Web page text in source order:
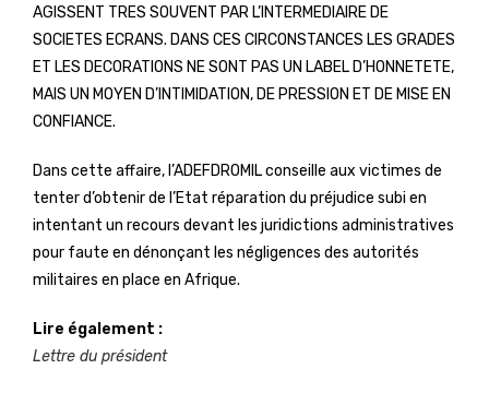
AGISSENT TRES SOUVENT PAR L’INTERMEDIAIRE DE
SOCIETES ECRANS. DANS CES CIRCONSTANCES LES GRADES
ET LES DECORATIONS NE SONT PAS UN LABEL D’HONNETETE,
MAIS UN MOYEN D’INTIMIDATION, DE PRESSION ET DE MISE EN
CONFIANCE.
Dans cette affaire, l’ADEFDROMIL conseille aux victimes de
tenter d’obtenir de l’Etat réparation du préjudice subi en
intentant un recours devant les juridictions administratives
pour faute en dénonçant les négligences des autorités
militaires en place en Afrique.
Lire également :
Lettre du président